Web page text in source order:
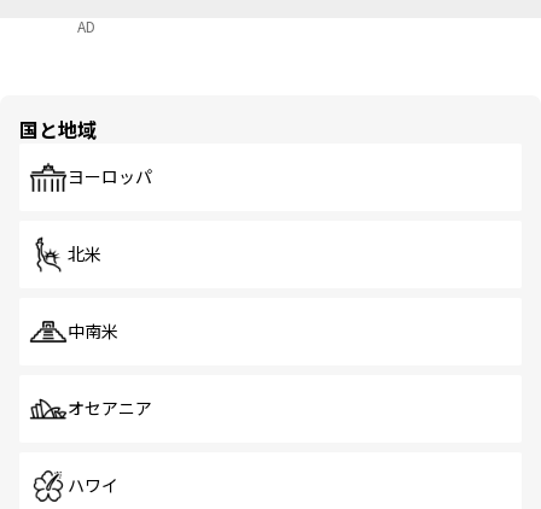
AD
国と地域
ヨーロッパ
北米
中南米
オセアニア
ハワイ